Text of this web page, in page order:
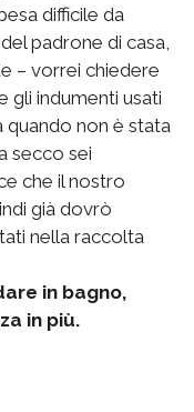
difficile da
padrone di casa,
– vorrei chiedere
gli indumenti usati
quando non è stata
secco sei
che il nostro
già dovrò
nella raccolta
in bagno,
in più.